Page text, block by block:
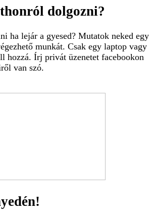
dolgozni?
ha lejár a gyesed? Mutatok neked egy
munkát. Csak egy laptop vagy
hozzá. Írj privát üzenetet facebookon
van szó.